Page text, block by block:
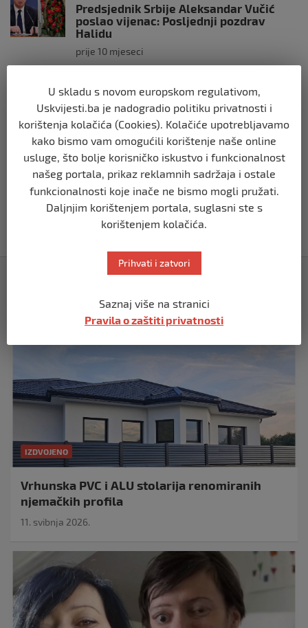
Predsjednik Srbije Aleksandar Vučić
poslao vijenac: Posljednji pozdrav
Halidu
prije 10 mjeseci
REGION
Koza ogrebala dijete u zoološkom vrtu,
roditelji zvali hitnu i policiju: “Došli su
uhapsiti kozu”
prije 10 mjeseci
REGION
Vučić dramatično: “Biće rata, Vojska
Srbije je spremna”
prije 10 mjeseci
IZDVOJENO
Vrhunska PVC i ALU stolarija renomiranih
njemačkih profila
11. svibnja 2026.
U skladu s novom europskom regulativom,
Uskvijesti.ba je nadogradio politiku privatnosti i
korištenja kolačića (Cookies). Kolačiće upotrebljavamo
kako bismo vam omogućili korištenje naše online
usluge, što bolje korisničko iskustvo i funkcionalnost
našeg portala, prikaz reklamnih sadržaja i ostale
funkcionalnosti koje inače ne bismo mogli pružati.
Daljnjim korištenjem portala, suglasni ste s
korištenjem kolačića.
Prihvati i zatvori
Saznaj više na stranici
Pravila o zaštiti privatnosti